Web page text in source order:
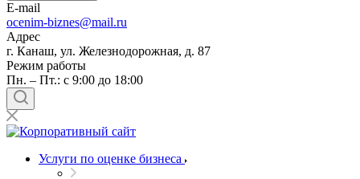
E-mail
ocenim-biznes@mail.ru
Адрес
г. Канаш, ул. Железнодорожная, д. 87
Режим работы
Пн. – Пт.: с 9:00 до 18:00
Услуги по оценке бизнеса